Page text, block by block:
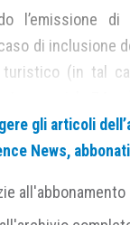
l’emissione
di inclusione
(in tal
premessa: le
gli articoli
News,
all'abbonamento